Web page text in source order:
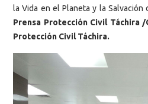
la Vida en el Planeta y la Salvación
Prensa Protección Civil Táchira /
Protección Civil Táchira.